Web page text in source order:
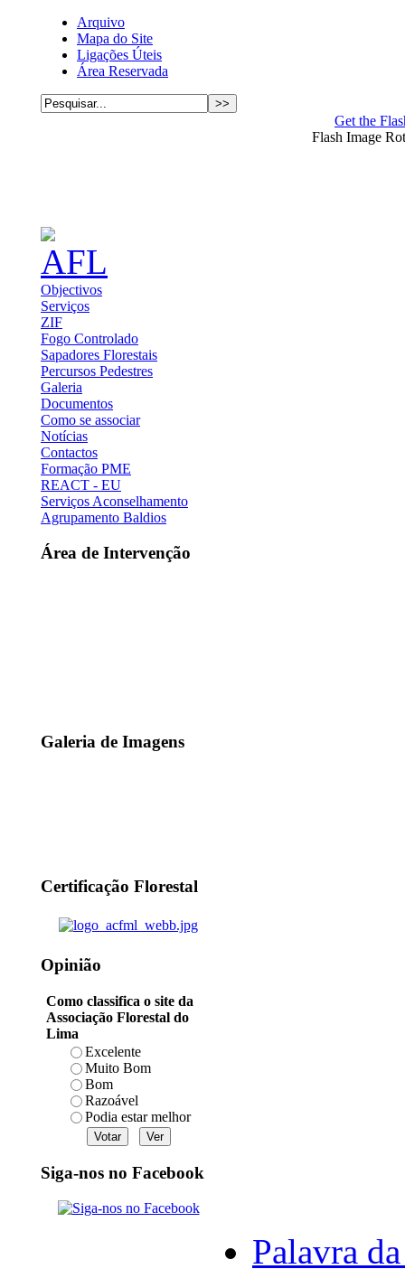
Arquivo
Mapa do Site
Ligações Úteis
Área Reservada
Get the
Flash Image
Objectivos
Serviços
ZIF
Fogo Controlado
Sapadores Florestais
Percursos Pedestres
Galeria
Documentos
Como se associar
Notícias
Contactos
Formação PME
REACT - EU
Serviços Aconselhamento
Agrupamento Baldios
Área de Intervenção
Galeria de Imagens
Certificação Florestal
Opinião
Como classifica o site da
Associação Florestal do
Lima
Excelente
Muito Bom
Bom
Razoável
Podia estar melhor
Siga-nos no Facebook
Palavra